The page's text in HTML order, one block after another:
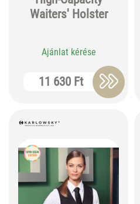
Waiters' Holster
Ajánlat kérése
11 630 Ft